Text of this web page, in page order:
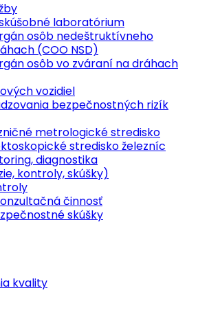
laboratórium
osôb nedeštruktívneho
(COO NSD)
osôb vo zváraní na dráhach
vozidiel
bezpečnostných rizík
metrologické stredisko
stredisko železníc
diagnostika
kontroly, skúšky)
činnosť
skúšky
kvality